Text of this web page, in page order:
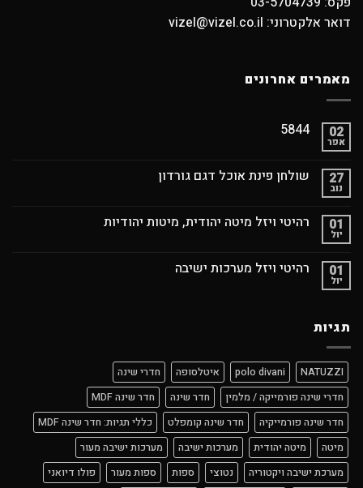
דואר אלקטרוני: vizel@vizel.co.il
מאמרים אחרונים
02
אפר
5844
27
נוב
שולחן פינת אוכל דגם גורדון
01
יול
רהיטי ויזל מיטה יהודית, מיטות יהודיות
01
יול
רהיטי ויזל מערכות ישיבה
תגיות
NATUZZI
polo divani איטלסופה
חדרי שינה
חדרי שינה פורמייקה / מלמין
חדר שינה
חדר שינה MDF
חדר שינה פורמייקיה
חדר שינה קומפלט
כללי תגיות: חדר שינה MDF
מיטה
מיטה יהודית מערכות ישיבה
מערכות ישיבה מעור
מערכת ישיבה ויקטוריה
נטוצי ספות ספות מעור פולו דיואני